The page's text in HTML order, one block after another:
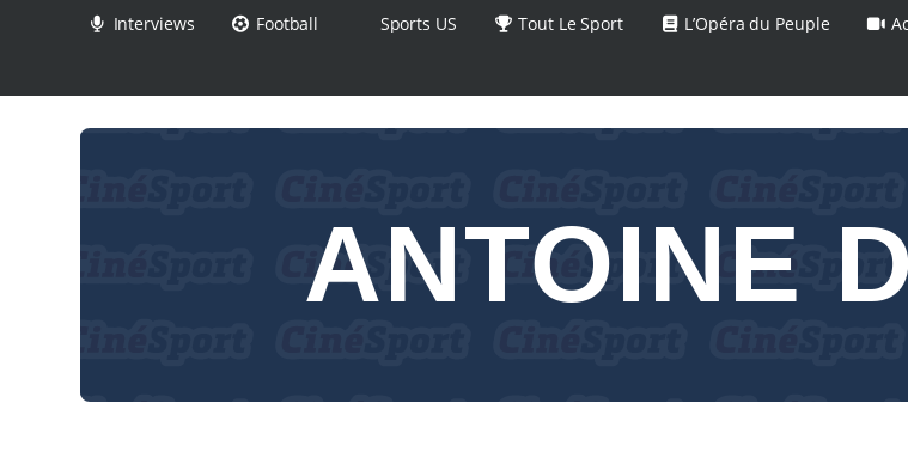
Interviews Football Sports US Tout Le Sport L’Opéra du Peuple
ANTOINE